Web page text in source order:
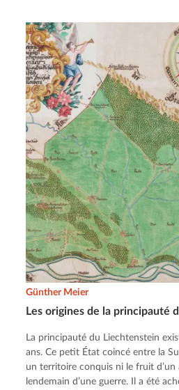
Les origines de la principauté
Günther Meier
La principauté du Liechtenstein
ans. Ce petit État coincé entre la
un territoire conquis ni le fruit d’un
lendemain d’une guerre. Il a été